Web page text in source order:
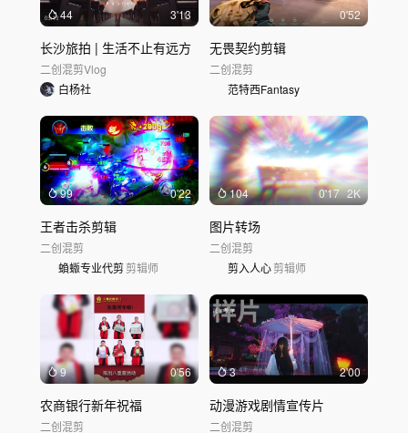
44 3'13
长沙旅拍 | 生活不止有远方
二创混剪Vlog
白杨社
0'52
无畏契约剪辑
二创混剪
范特西Fantasy
99 0'22
王者击杀剪辑
二创混剪
蝜蝂专业代剪剪辑师
104 0'17 2K
图片转场
二创混剪
剪入人心剪辑师
9 0'56
农商银行新年祝福
二创混剪
3 2'00
动漫游戏剧情宣传片
二创混剪